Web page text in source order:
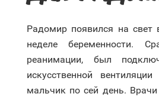
Радомир появился на свет
неделе беременности.
реанимации, был
искусственной
мальчик по сей день.